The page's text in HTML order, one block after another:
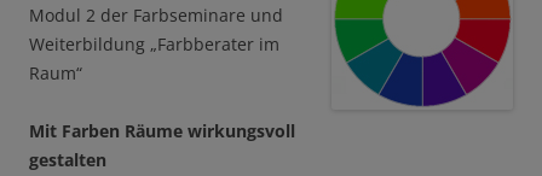
Modul 2 der Farbseminare und
Weiterbildung „Farbberater im
Raum“
Mit Farben Räume wirkungsvoll
gestalten